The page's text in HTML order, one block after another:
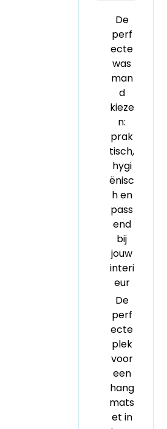
De
perf
ecte
was
man
d
kieze
n:
prak
tisch,
hygi
ënisc
h en
pass
end
bij
jouw
interi
eur
De
perf
ecte
plek
voor
een
hang
mats
et in